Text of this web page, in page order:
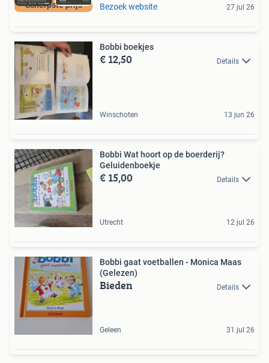
Scherpste prijs Bezoek website 27 jul 26
Bobbi boekjes
€ 12,50 Details
Winschoten 13 jun 26
Bobbi Wat hoort op de boerderij?
Geluidenboekje
€ 15,00 Details
Utrecht 12 jul 26
Bobbi gaat voetballen - Monica Maas
(Gelezen)
Bieden Details
Geleen 31 jul 26